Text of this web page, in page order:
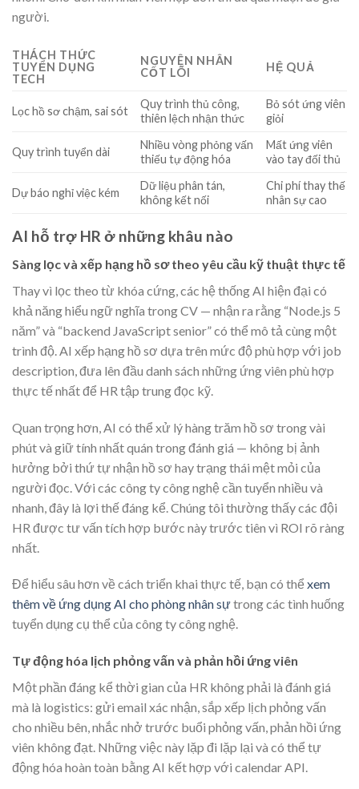
người.
THÁCH THỨC
TUYỂN DỤNG
TECH
NGUYÊN NHÂN
CỐT LÕI
HỆ QUẢ
Lọc hồ sơ chậm, sai sót
Quy trình thủ công,
thiên lệch nhận thức
Bỏ sót ứng viên
giỏi
Quy trình tuyển dài
Nhiều vòng phỏng vấn
thiếu tự động hóa
Mất ứng viên
vào tay đối thủ
Dự báo nghỉ việc kém
Dữ liệu phân tán,
không kết nối
Chi phí thay thế
nhân sự cao
AI hỗ trợ HR ở những khâu nào
Sàng lọc và xếp hạng hồ sơ theo yêu cầu kỹ thuật thực tế
Thay vì lọc theo từ khóa cứng, các hệ thống AI hiện đại có
khả năng hiểu ngữ nghĩa trong CV — nhận ra rằng “Node.js 5
năm” và “backend JavaScript senior” có thể mô tả cùng một
trình độ. AI xếp hạng hồ sơ dựa trên mức độ phù hợp với job
description, đưa lên đầu danh sách những ứng viên phù hợp
thực tế nhất để HR tập trung đọc kỹ.
Quan trọng hơn, AI có thể xử lý hàng trăm hồ sơ trong vài
phút và giữ tính nhất quán trong đánh giá — không bị ảnh
hưởng bởi thứ tự nhận hồ sơ hay trạng thái mệt mỏi của
người đọc. Với các công ty công nghệ cần tuyển nhiều và
nhanh, đây là lợi thế đáng kể. Chúng tôi thường thấy các đội
HR được tư vấn tích hợp bước này trước tiên vì ROI rõ ràng
nhất.
Để hiểu sâu hơn về cách triển khai thực tế, bạn có thể xem
thêm về ứng dụng AI cho phòng nhân sựtrong các tình huống
tuyển dụng cụ thể của công ty công nghệ.
Tự động hóa lịch phỏng vấn và phản hồi ứng viên
Một phần đáng kể thời gian của HR không phải là đánh giá
mà là logistics: gửi email xác nhận, sắp xếp lịch phỏng vấn
cho nhiều bên, nhắc nhở trước buổi phỏng vấn, phản hồi ứng
viên không đạt. Những việc này lặp đi lặp lại và có thể tự
động hóa hoàn toàn bằng AI kết hợp với calendar API.